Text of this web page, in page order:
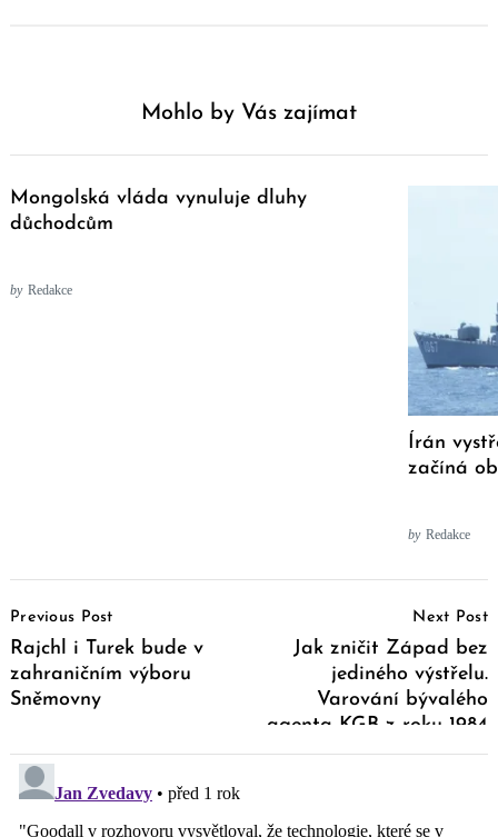
Mohlo by Vás zajímat
Mongolská vláda vynuluje dluhy
důchodcům
by Redakce
Írán
začíná
by Redakce
Navigation
Previous Post
Rajchl i Turek bude v
zahraničním výboru
Sněmovny
Next Post
Jak zničit Západ bez
jediného výstřelu.
Varování bývalého
agenta KGB z roku 1984